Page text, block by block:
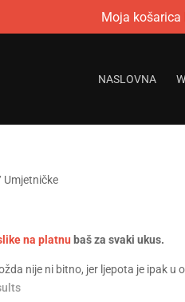
Moja košarica
NASLOVNA
Umjetničke
na platnu baš za svaki ukus.
nije ni bitno, jer ljepota je ipak u
Sorted